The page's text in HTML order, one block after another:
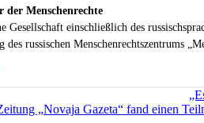
der Menschenrechte
Gesellschaft einschließlich des
russischen Menschenrechtszentrums
„Novaja Gazeta“ fand einen